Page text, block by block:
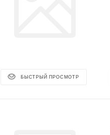
БЫСТРЫЙ ПРОСМОТР